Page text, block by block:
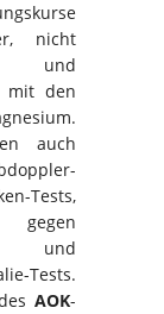
nicht
und
mit den
auch
Tests,
gegen
und
Tests.
AOK-